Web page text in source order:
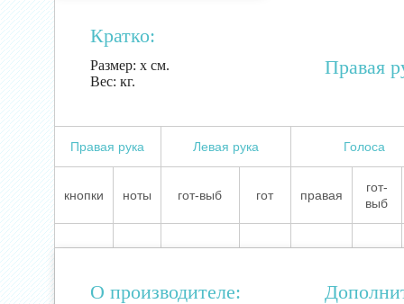
Кратко:
Размер: х см.
Вес: кг.
Правая
Правая рука Левая рука Голоса
кнопки ноты гот-выб гот правая
гот-
выб
О производителе: